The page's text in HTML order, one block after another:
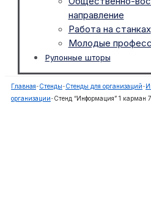
направление
Работа на станках
Молодые
Рулонные шторы
Главная-Стенды-Стенды для организаций-
организации-Стенд “Информация” 1